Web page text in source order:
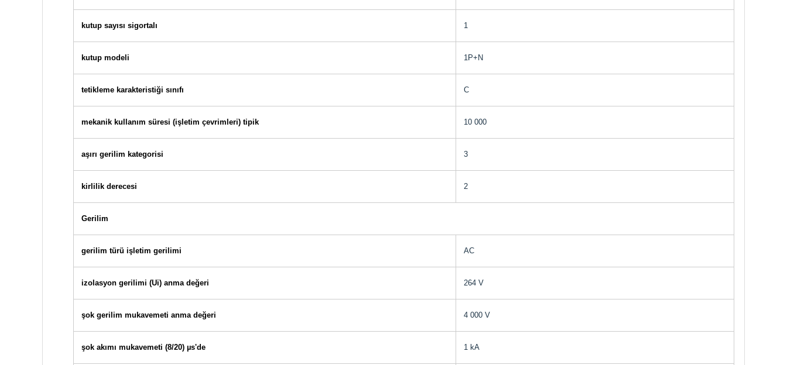
kutup sayısı sigortalı 1
kutup modeli 1P+N
tetikleme karakteristiği sınıfı C
mekanik kullanım süresi (işletim çevrimleri) tipik 10 000
aşırı gerilim kategorisi 3
kirlilik derecesi 2
Gerilim
gerilim türü işletim gerilimi AC
izolasyon gerilimi (Ui) anma değeri 264 V
şok gerilim mukavemeti anma değeri 4 000 V
şok akımı mukavemeti (8/20) µs'de 1 kA